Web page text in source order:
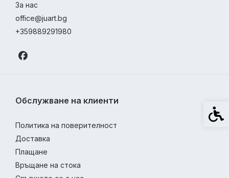
За нас
office@juart.bg
+359889291980
Обслужване на клиенти
Политика на поверителност
Доставка
Плащане
Връщане на стока